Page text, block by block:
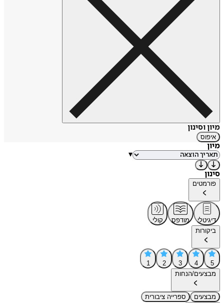
מיון וסינון
איפוס
מיון
▾
סינון
פורמטים
דיגיטלי מודפס
קולי
ביקורות
5
4
3
2
1
מבצעים/הנחות
מבצעים
ספרייה ציבורית